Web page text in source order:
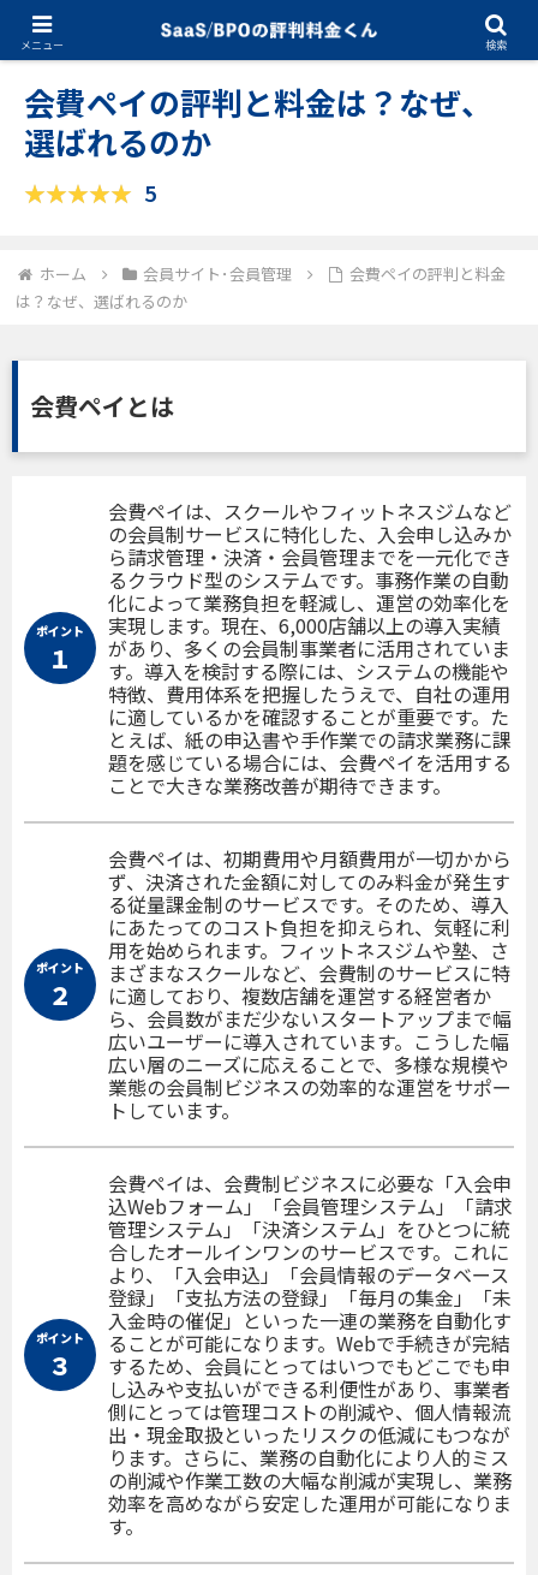
会員サイト･会員管理 09.12.2025
会費ペイの評判と料金は？なぜ、
選ばれるのか
5
ホーム 会員サイト･会員管理
会費ペイの評判と料金
は？なぜ、選ばれるのか
会費ペイとは
ポイント
１
会費ペイは、スクールやフィットネスジムなど
の会員制サービスに特化した、入会申し込みか
ら請求管理・決済・会員管理までを一元化でき
るクラウド型のシステムです。事務作業の自動
化によって業務負担を軽減し、運営の効率化を
実現します。現在、6,000店舗以上の導入実績
があり、多くの会員制事業者に活用されていま
す。導入を検討する際には、システムの機能や
特徴、費用体系を把握したうえで、自社の運用
に適しているかを確認することが重要です。た
とえば、紙の申込書や手作業での請求業務に課
題を感じている場合には、会費ペイを活用する
ことで大きな業務改善が期待できます。
ポイント
２
会費ペイは、初期費用や月額費用が一切かから
ず、決済された金額に対してのみ料金が発生す
る従量課金制のサービスです。そのため、導入
にあたってのコスト負担を抑えられ、気軽に利
用を始められます。フィットネスジムや塾、さ
まざまなスクールなど、会費制のサービスに特
に適しており、複数店舗を運営する経営者か
ら、会員数がまだ少ないスタートアップまで幅
広いユーザーに導入されています。こうした幅
広い層のニーズに応えることで、多様な規模や
業態の会員制ビジネスの効率的な運営をサポー
トしています。
ポイント
３
会費ペイは、会費制ビジネスに必要な「入会申
込Webフォーム」「会員管理システム」「請求
管理システム」「決済システム」をひとつに統
合したオールインワンのサービスです。これに
より、「入会申込」「会員情報のデータベース
登録」「支払方法の登録」「毎月の集金」「未
入金時の催促」といった一連の業務を自動化す
ることが可能になります。Webで手続きが完結
するため、会員にとってはいつでもどこでも申
し込みや支払いができる利便性があり、事業者
側にとっては管理コストの削減や、個人情報流
出・現金取扱といったリスクの低減にもつなが
ります。さらに、業務の自動化により人的ミス
の削減や作業工数の大幅な削減が実現し、業務
効率を高めながら安定した運用が可能になりま
す。
メニュー 検索